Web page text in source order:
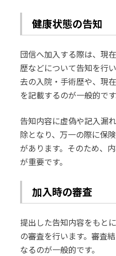
健康状態の告知
団信へ加入する際は、現
歴などについて告知を行
去の入院・手術歴や、現
を記載するのが一般的です
告知内容に虚偽や記入漏
除となり、万一の際に保
があります。そのため、
が重要です。
加入時の審査
提出した告知内容をもと
の審査を行います。審査
なるのが一般的です。